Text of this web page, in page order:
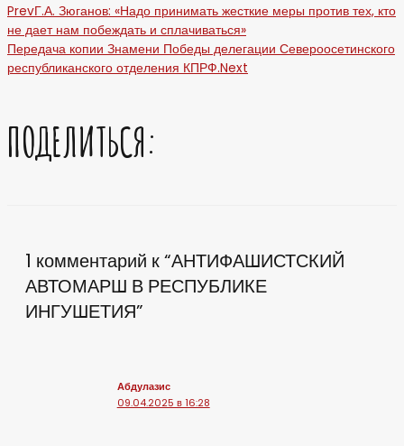
PrevГ.А. Зюганов: «Надо принимать жесткие меры против тех, кто
не дает нам побеждать и сплачиваться»
Передача копии Знамени Победы делегации Североосетинского
республиканского отделения КПРФ.Next
ПОДЕЛИТЬСЯ:
1 комментарий к “АНТИФАШИСТСКИЙ
АВТОМАРШ В РЕСПУБЛИКЕ
ИНГУШЕТИЯ”
Абдулазис
09.04.2025 в 16:28